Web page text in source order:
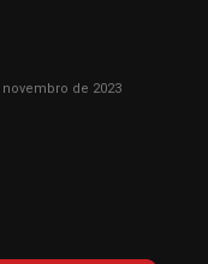
novembro de 2023